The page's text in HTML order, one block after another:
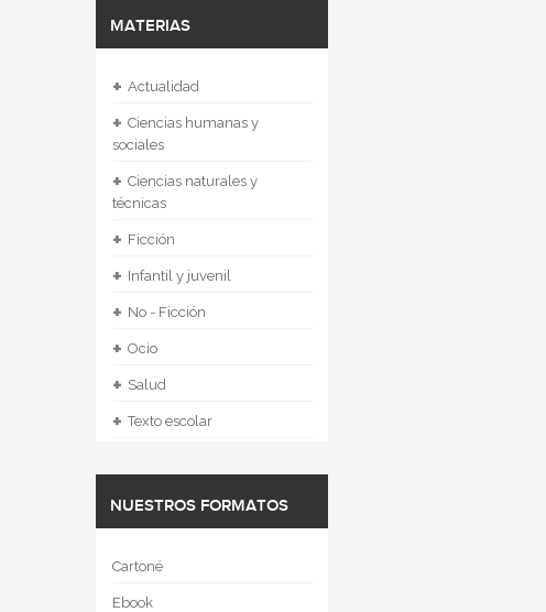
MATERIAS
+ Actualidad
+ Ciencias humanas y
sociales
+ Ciencias naturales y
técnicas
+ Ficción
+ Infantil y juvenil
+ No - Ficción
+ Ocio
+ Salud
+ Texto escolar
NUESTROS FORMATOS
Cartoné
Ebook